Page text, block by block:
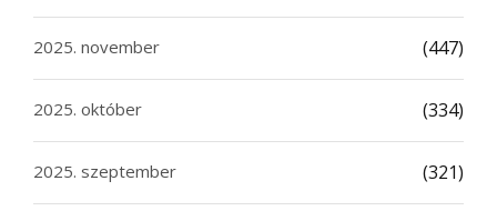
2025. november (447)
2025. október (334)
2025. szeptember (321)